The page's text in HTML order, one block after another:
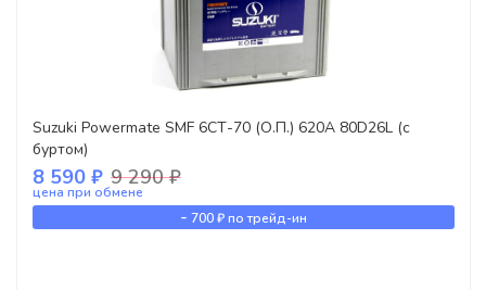
Suzuki Powermate SMF 6СТ-70 (О.П.) 620А 80D26L (с
буртом)
8 590 ₽ 9 290 ₽
цена при обмене
- 700 ₽по трейд-ин